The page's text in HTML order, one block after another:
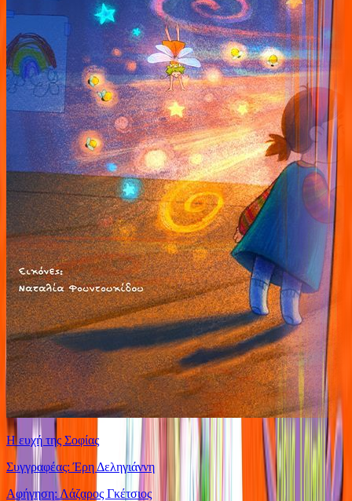
Η ευχή της Σοφίας
Συγγραφέας: Έρη Δεληγιάννη
Αφήγηση: Λάζαρος Γκέτσιος